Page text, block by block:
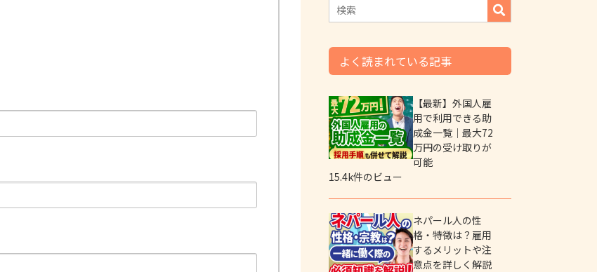
よく読まれている記事
【最新】外国人雇
用で利用できる助
成金一覧｜最大72
万円の受け取りが
可能
15.4k件のビュー
ネパール人の性
格・特徴は？雇用
するメリットや注
意点を詳しく解説